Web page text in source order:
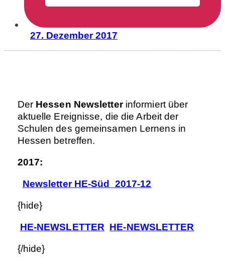
27. Dezember 2017
Der Hessen Newsletterinformiert über
aktuelle Ereignisse, die die Arbeit der
Schulen des gemeinsamen Lernens in
Hessen betreffen.
2017:
Newsletter HE-Süd 2017-12
{hide}
HE-NEWSLETTER HE-NEWSLETTER
{/hide}